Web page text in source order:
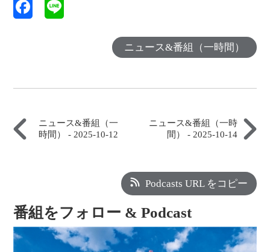
ニュース&番組（一時間）
ニュース&番組（一
時間） - 2025-10-12
ニュース&番組（一時
間） - 2025-10-14
Podcasts URL をコピー
番組をフォロー & Podcast